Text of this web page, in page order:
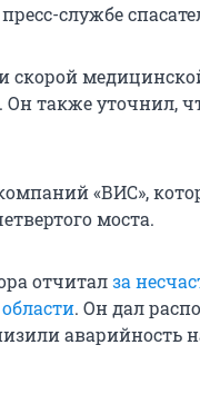
службе
скорой
также уточнил,
«ВИС»,
моста.
отчиталза
. Он дал
аварийность